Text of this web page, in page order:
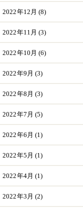
2022年12月 (8)
2022年11月 (3)
2022年10月 (6)
2022年9月 (3)
2022年8月 (3)
2022年7月 (5)
2022年6月 (1)
2022年5月 (1)
2022年4月 (1)
2022年3月 (2)